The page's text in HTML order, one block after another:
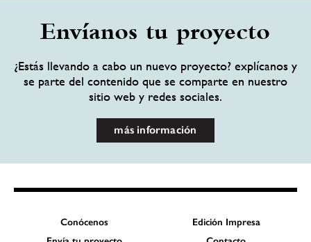
Envíanos tu proyecto
¿Estás llevando a cabo un nuevo proyecto? explícanos y
se parte del contenido que se comparte en nuestro
sitio web y redes sociales.
más información
Conócenos
Edición Impresa